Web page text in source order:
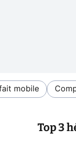
mobile
Top 3